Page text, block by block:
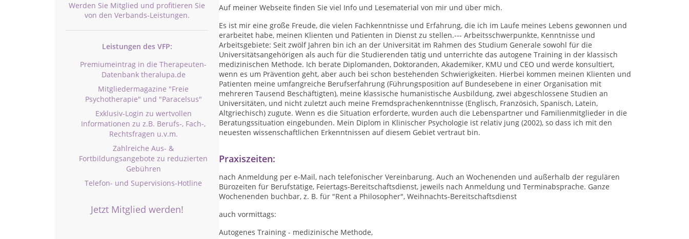
Werden Sie Mitglied und profitieren Sie
von den Verbands-Leistungen.
Leistungen des VFP:
Premiumeintrag in die Therapeuten-
Datenbank theralupa.de
Mitgliedermagazine "Freie
Psychotherapie" und "Paracelsus"
Exklusiv-Login zu wertvollen
Informationen zu z.B. Berufs-, Fach-,
Rechtsfragen u.v.m.
Zahlreiche Aus- &
Fortbildungsangebote zu reduzierten
Gebühren
Telefon- und Supervisions-Hotline
Jetzt Mitglied werden!
Auf meiner Webseite finden Sie viel Info und Lesematerial von mir und über mich.
Es ist mir eine große Freude, die vielen Fachkenntnisse und Erfahrung, die ich im Laufe meines Lebens gewonnen und
erarbeitet habe, meinen Klienten und Patienten in Dienst zu stellen.--- Arbeitsschwerpunkte, Kenntnisse und
Arbeitsgebiete: Seit zwölf Jahren bin ich an der Universität im Rahmen des Studium Generale sowohl für die
Universitätsangehörigen als auch für die Studierenden tätig und unterrichte das autogene Training in der klassisch
medizinischen Methode. Ich berate Diplomanden, Doktoranden, Akademiker, KMU und CEO und werde konsultiert,
wenn es um Prävention geht, aber auch bei schon bestehenden Schwierigkeiten. Hierbei kommen meinen Klienten und
Patienten meine umfangreiche Berufserfahrung (Führungsposition auf Bundesebene in einer Organisation mit
mehreren Tausend Beschäftigten), meine klassische humanistische Ausbildung, zwei abgeschlossene Studien an
Universitäten, und nicht zuletzt auch meine Fremdsprachenkenntnisse (Englisch, Französich, Spanisch, Latein,
Altgriechisch) zugute. Wenn es die Situation erforderte, wurden auch die Lebenspartner und Familienmitglieder in die
Beratungssituation eingebunden. Mein Diplom in Klinischer Psychologie ist relativ jung (2002), so dass ich mit den
neuesten wissenschaftlichen Erkenntnissen auf diesem Gebiet vertraut bin.
Praxiszeiten:
nach Anmeldung per e-Mail, nach telefonischer Vereinbarung. Auch an Wochenenden und außerhalb der regulären
Bürozeiten für Berufstätige, Feiertags-Bereitschaftsdienst, jeweils nach Anmeldung und Terminabsprache. Ganze
Wochenenden buchbar, z. B. für "Rent a Philosopher", Weihnachts-Bereitschaftsdienst
auch vormittags:
Autogenes Training - medizinische Methode,